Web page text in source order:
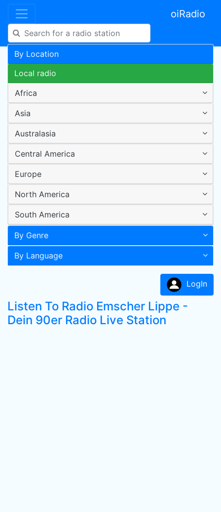
oiRadio
By Location
Local radio
Africa
Asia
Australasia
Central America
Europe
North America
South America
By Genre
By Language
LogIn
Listen To Radio Emscher Lippe -
Dein 90er Radio Live Station